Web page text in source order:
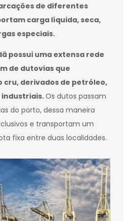
de diferentes
carga líquida, seca,
especiais.
possui uma extensa rede
de dutovias que
derivados de petróleo,
industriais.Os dutos passam
do porto, dessa maneira
e transportam um
fixa entre duas localidades.